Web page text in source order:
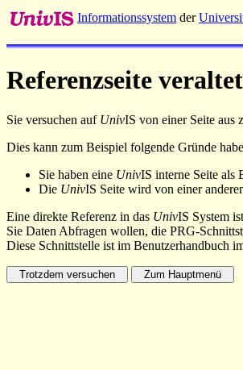
Informationssystem der
Referenzseite veraltet
Sie versuchen auf UnivIS von einer Seite aus
Dies kann zum Beispiel folgende Gründe
Sie haben eine UnivIS interne Seite als
Die UnivIS Seite wird von einer
Eine direkte Referenz in das UnivIS System
Sie Daten Abfragen wollen, die PRG-
Diese Schnittstelle ist im Benutzerhandbuch